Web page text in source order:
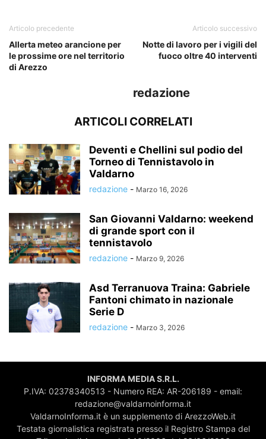
Articolo precedente
Allerta meteo arancione per
le prossime ore nel territorio
di Arezzo
Articolo successivo
Notte di lavoro per i vigili del
fuoco oltre 40 interventi
redazione
ARTICOLI CORRELATI
Deventi e Chellini sul podio del
Torneo di Tennistavolo in
Valdarno
redazione - Marzo 16, 2026
San Giovanni Valdarno: weekend
di grande sport con il
tennistavolo
redazione - Marzo 9, 2026
Asd Terranuova Traina: Gabriele
Fantoni chimato in nazionale
Serie D
redazione - Marzo 3, 2026
INFORMA MEDIA S.R.L.
P.IVA: 02378340513 - Numero REA: AR-206189 - email:
redazione@valdarnoinforma.it
ValdarnoInforma.it è un supplemento di ArezzoWeb.it
Testata giornalistica registrata presso il Registro Stampa del